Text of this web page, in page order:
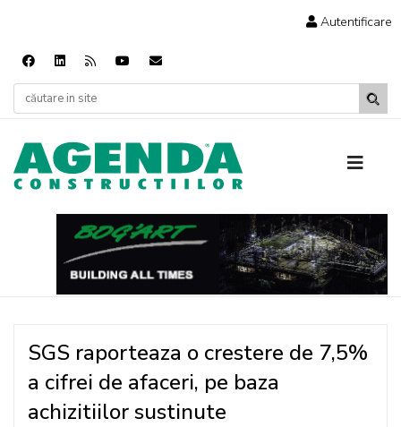
Autentificare
SGS raporteaza o crestere de 7,5%
a cifrei de afaceri, pe baza
achizitiilor sustinute